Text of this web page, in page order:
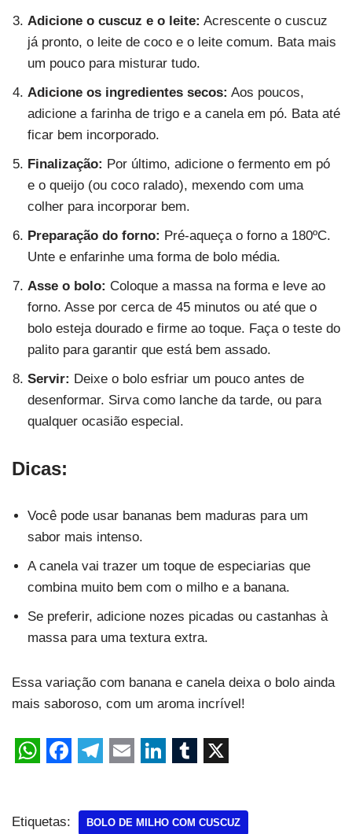
Adicione o cuscuz e o leite: Acrescente o cuscuz
já pronto, o leite de coco e o leite comum. Bata mais
um pouco para misturar tudo.
Adicione os ingredientes secos: Aos poucos,
adicione a farinha de trigo e a canela em pó. Bata até
ficar bem incorporado.
Finalização: Por último, adicione o fermento em pó
e o queijo (ou coco ralado), mexendo com uma
colher para incorporar bem.
Preparação do forno: Pré-aqueça o forno a 180ºC.
Unte e enfarinhe uma forma de bolo média.
Asse o bolo: Coloque a massa na forma e leve ao
forno. Asse por cerca de 45 minutos ou até que o
bolo esteja dourado e firme ao toque. Faça o teste do
palito para garantir que está bem assado.
Servir: Deixe o bolo esfriar um pouco antes de
desenformar. Sirva como lanche da tarde, ou para
qualquer ocasião especial.
Dicas:
Você pode usar bananas bem maduras para um
sabor mais intenso.
A canela vai trazer um toque de especiarias que
combina muito bem com o milho e a banana.
Se preferir, adicione nozes picadas ou castanhas à
massa para uma textura extra.
Essa variação com banana e canela deixa o bolo ainda
mais saboroso, com um aroma incrível!
Etiquetas: BOLO DE MILHO COM CUSCUZ